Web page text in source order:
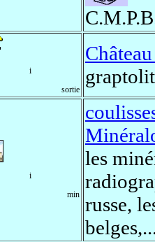
i
sortie
i
min
les
russe,